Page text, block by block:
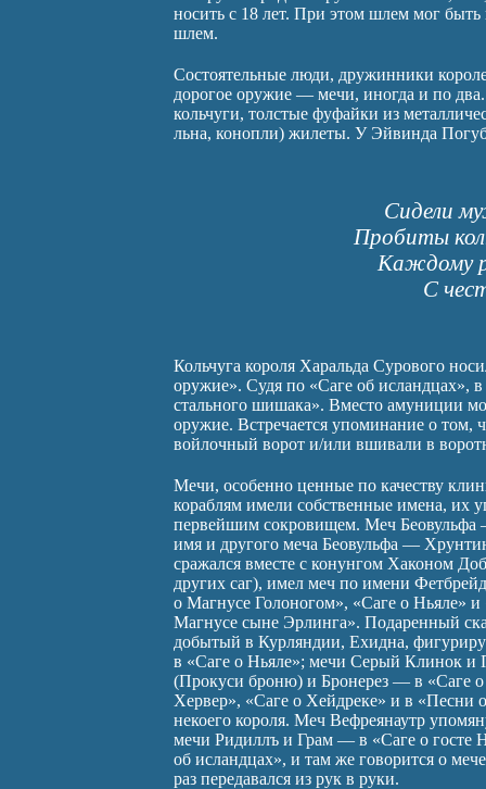
носить с 18 лет. При этом шлем мог
шлем.
Состоятельные люди, дружинники
дорогое оружие — мечи, иногда и по
кольчуги, толстые фуфайки из
льна, конопли) жилеты. У Эйвинда
Сидели
Пробиты
Каждому
С
Кольчуга короля Харальда Сурового
оружие». Судя по «Саге об исландцах»,
стального шишака». Вместо амуниции
оружие. Встречается упоминание о том,
войлочный ворот и/или вшивали в
Мечи, особенно ценные по качеству
кораблям имели собственные имена, их
первейшим сокровищем. Меч
имя и другого меча Беовульфа —
сражался вместе с конунгом Хаконом
других саг), имел меч по имени
о Магнусе Голоногом», «Саге о Ньяле»
Магнусе сыне Эрлинга». Подаренный
добытый в Курляндии, Ехидна,
в «Саге о Ньяле»; мечи Серый Клинок
(Прокуси броню) и Бронерез — в «Саге
Хервер», «Саге о Хейдреке» и в «Песни
некоего короля. Меч Вефреянаутр
мечи Ридиллъ и Грам — в «Саге о госте
об исландцах», и там же говорится о
раз передавался из рук в руки.